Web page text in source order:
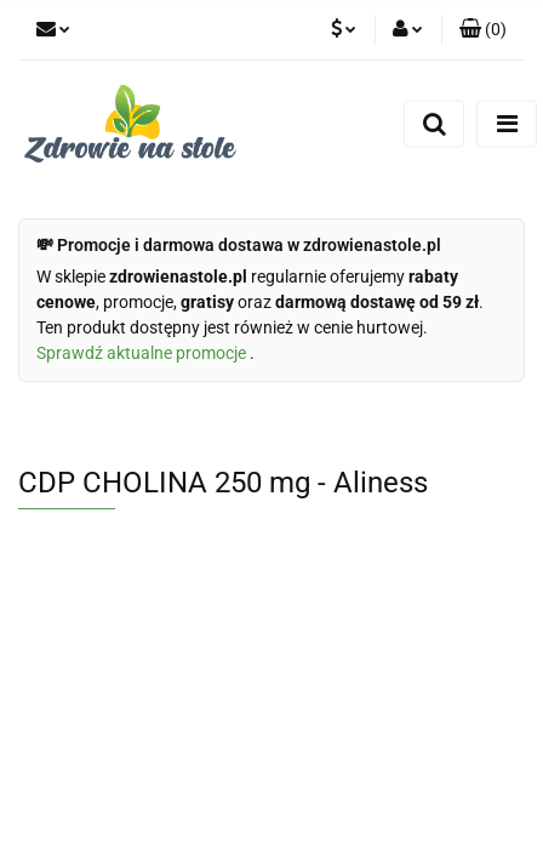
(0)
💸 Promocje i darmowa dostawa w zdrowienastole.pl
W sklepiezdrowienastole.pl regularnie oferujemyrabaty
cenowe, promocje,gratisyorazdarmową dostawę od 59 zł.
Ten produkt dostępny jest również w cenie hurtowej.
Sprawdź aktualne promocje .
CDP CHOLINA 250 mg - Aliness